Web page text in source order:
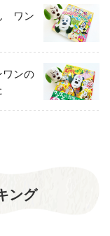
ワン
ンの
ング